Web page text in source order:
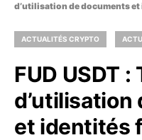
d’utilisation de documents
ACTUALITÉS CRYPTO
FUD USDT
d’utilisation
et identités